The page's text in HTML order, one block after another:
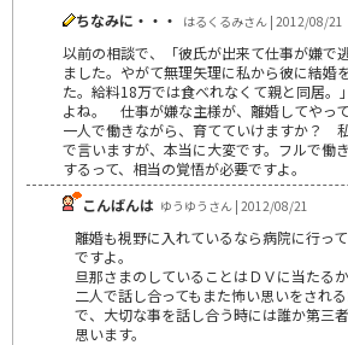
ちなみに・・・
はるくるみさん | 2012/08/21
以前の相談で、「彼氏が出来て仕事が嫌で
ました。やがて無理矢理に私から彼に結婚
た。給料18万では食べれなくて親と同居。
よね。 仕事が嫌な主様が、離婚してやっ
一人で働きながら、育てていけますか？
で言いますが、本当に大変です。フルで働
するって、相当の覚悟が必要ですよ。
こんばんは ゆうゆうさん | 2012/08/21
離婚も視野に入れているなら病院に行っ
ですよ。
旦那さまのしていることはＤＶに当たる
二人で話し合ってもまた怖い思いをされ
で、大切な事を話し合う時には誰か第三
思います。